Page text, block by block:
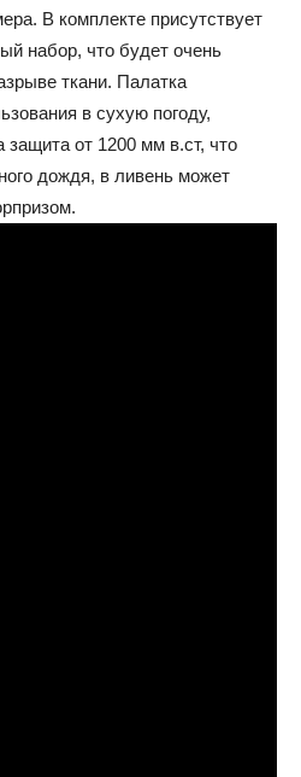
В комплекте присутствует
набор, что будет очень
ткани. Палатка
в сухую погоду,
защита от 1200 мм в.ст, что
дождя, в ливень может